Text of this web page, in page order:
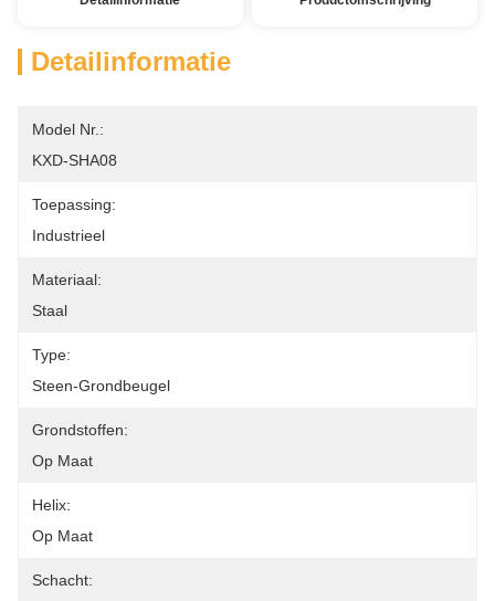
Detailinformatie
Model Nr.:
KXD-SHA08
Toepassing:
Industrieel
Materiaal:
Staal
Type:
Steen-Grondbeugel
Grondstoffen:
Op Maat
Helix:
Op Maat
Schacht: